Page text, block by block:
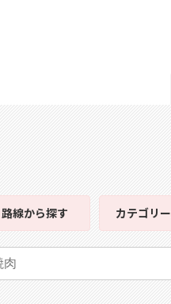
線から探す カテゴリー